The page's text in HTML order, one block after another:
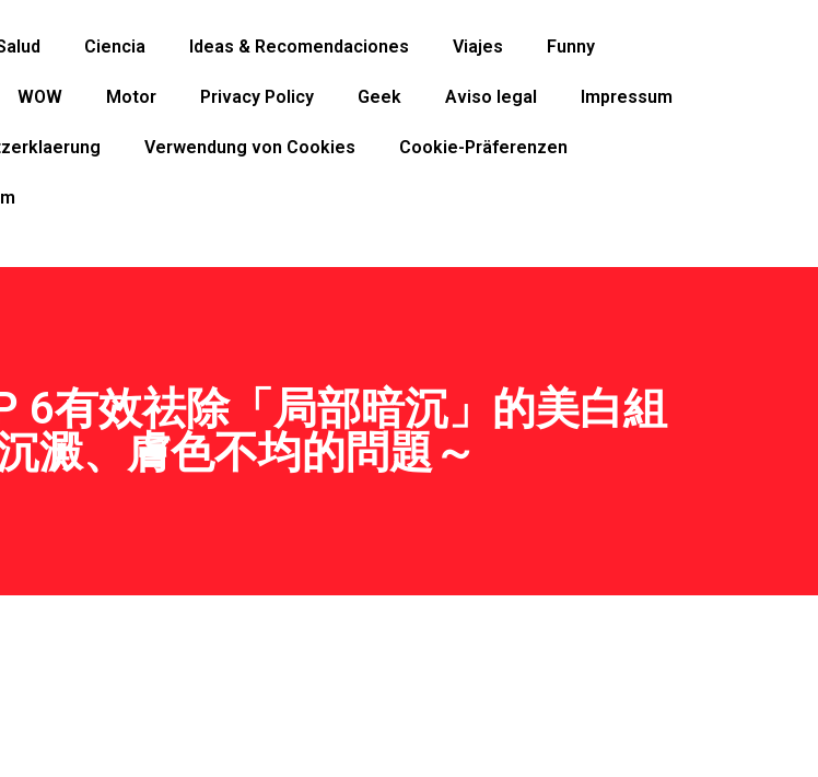
Ciencia Ideas & Recomendaciones Viajes Funny
WOW Motor Privacy Policy Geek Aviso legal Impressum
Verwendung von Cookies Cookie-Präferenzen
6有效祛除「局部暗沉」的美白組
澱、膚色不均的問題～